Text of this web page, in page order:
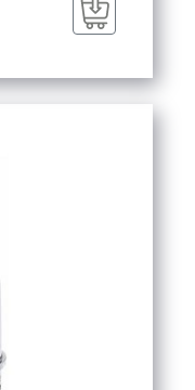
Заказать